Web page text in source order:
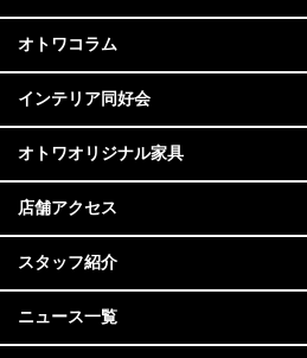
オトワコラム
インテリア同好会
オトワオリジナル家具
店舗アクセス
スタッフ紹介
ニュース一覧